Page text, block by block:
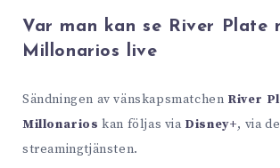
Var man kan se River Plate
Millonarios live
Sändningen av vänskapsmatchen River
Millonarios kan följas via Disney+, via
streamingtjänsten.